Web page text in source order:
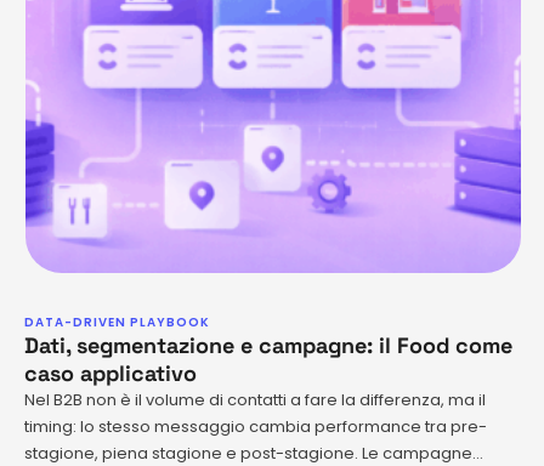
DATA-DRIVEN PLAYBOOK
Dati, segmentazione e campagne: il Food come
caso applicativo
Nel B2B non è il volume di contatti a fare la differenza, ma il
timing: lo stesso messaggio cambia performance tra pre-
stagione, piena stagione e post-stagione. Le campagne